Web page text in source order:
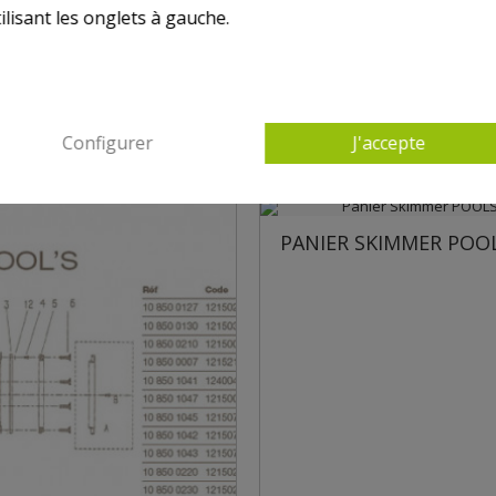
PANIER SKIMMER POOLS
les onglets à gauche.
Configurer J'accepte